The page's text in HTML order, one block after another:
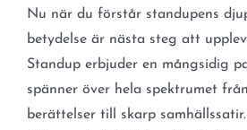
Nu när du förstår standupens
betydelse är nästa steg att
Standup erbjuder en mångsidig
spänner över hela spektrumet
berättelser till skarp